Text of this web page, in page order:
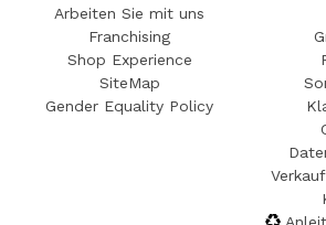
Arbeiten Sie mit uns
Franchising
Shop Experience
SiteMap
Gender Equality Policy